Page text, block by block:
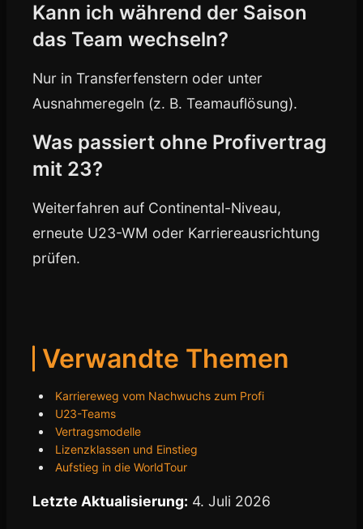
Kann ich während der Saison
das Team wechseln?
Nur in Transferfenstern oder unter
Ausnahmeregeln (z. B. Teamauflösung).
Was passiert ohne Profivertrag
mit 23?
Weiterfahren auf Continental-Niveau,
erneute U23-WM oder Karriereausrichtung
prüfen.
Verwandte Themen
Karriereweg vom Nachwuchs zum Profi
U23-Teams
Vertragsmodelle
Lizenzklassen und Einstieg
Aufstieg in die WorldTour
Letzte Aktualisierung: 4. Juli 2026